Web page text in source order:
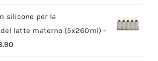
silicone per la
latte materno (5x260ml) -